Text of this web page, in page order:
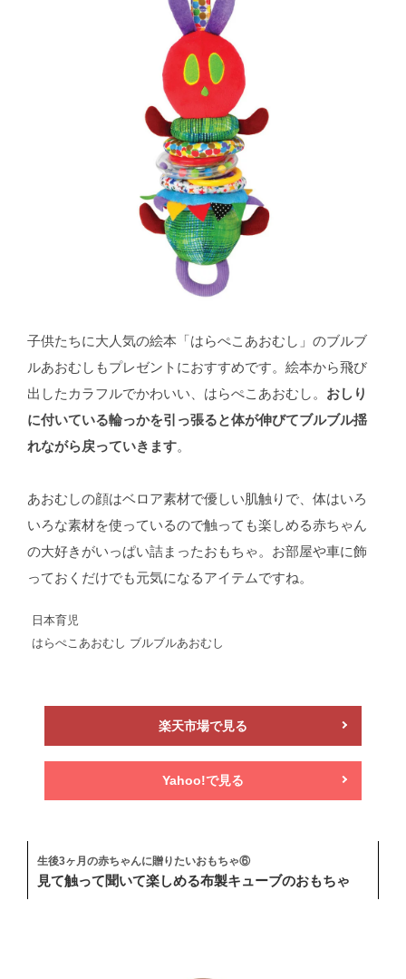
子供たちに大人気の絵本「はらぺこあおむし」のブルブ
ルあおむしもプレゼントにおすすめです。絵本から飛び
出したカラフルでかわいい、はらぺこあおむし。 おしり
に付いている輪っかを引っ張ると体が伸びてブルブル揺
れながら戻っていきます。
あおむしの顔はベロア素材で優しい肌触りで、体はいろ
いろな素材を使っているので触っても楽しめる赤ちゃん
の大好きがいっぱい詰まったおもちゃ。お部屋や車に飾
っておくだけでも元気になるアイテムですね。
日本育児
はらぺこあおむし ブルブルあおむし
楽天市場で見る
Yahoo!で見る
生後3ヶ月の赤ちゃんに贈りたいおもちゃ⑥
見て触って聞いて楽しめる布製キューブのおもちゃ